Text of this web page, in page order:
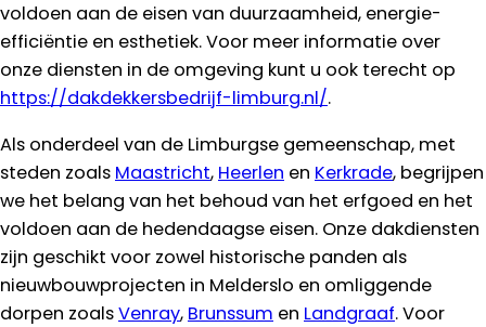
voldoen aan de eisen van duurzaamheid, energie-
efficiëntie en esthetiek. Voor meer informatie over
onze diensten in de omgeving kunt u ook terecht op
https://dakdekkersbedrijf-limburg.nl/.
Als onderdeel van de Limburgse gemeenschap, met
steden zoals Maastricht, Heerlen en Kerkrade, begrijpen
we het belang van het behoud van het erfgoed en het
voldoen aan de hedendaagse eisen. Onze dakdiensten
zijn geschikt voor zowel historische panden als
nieuwbouwprojecten in Melderslo en omliggende
dorpen zoalsVenray, Brunssum en Landgraaf. Voor